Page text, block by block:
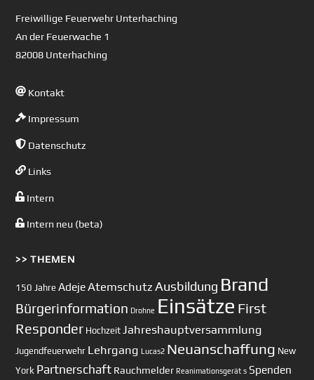
Freiwillige Feuerwehr Unterhaching
An der Feuerwache 1
82008 Unterhaching
Kontakt
Impressum
Datenschutz
Links
Intern
Intern neu (beta)
>> THEMEN
150 Jahre AdejeAtemschutz Ausbildung Brand
Bürgerinformation Drohne Einsätze First
Responder Hochzeit Jahreshauptversammlung
Jugendfeuerwehr Lehrgang Lucas2 Neuanschaffung New
York Partnerschaft Rauchmelder Reanimationsgerät s Spenden